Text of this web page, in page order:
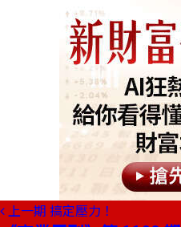
上一期 搞定壓力！